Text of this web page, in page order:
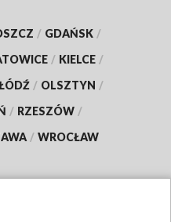
/ GDAŃSK /
/ KIELCE /
/ OLSZTYN /
/ RZESZÓW /
/ WROCŁAW